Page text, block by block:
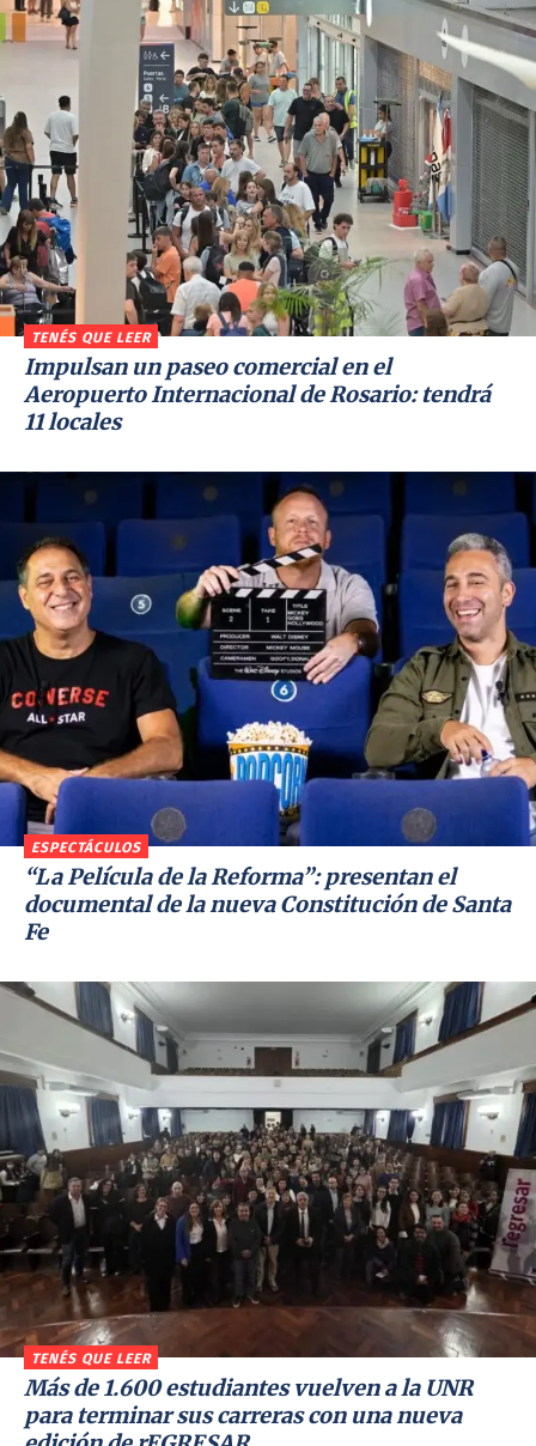
TENÉS QUE LEER
Impulsan un paseo comercial en el
Aeropuerto Internacional de Rosario: tendrá
11 locales
ESPECTÁCULOS
“La Película de la Reforma”: presentan el
documental de la nueva Constitución de Santa
Fe
TENÉS QUE LEER
Más de 1.600 estudiantes vuelven a la UNR
para terminar sus carreras con una nueva